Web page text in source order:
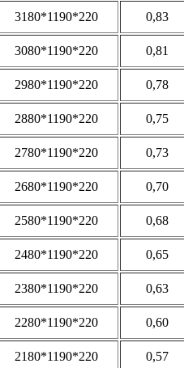
3180*1190*220 0,83
3080*1190*220 0,81
2980*1190*220 0,78
2880*1190*220 0,75
2780*1190*220 0,73
2680*1190*220 0,70
2580*1190*220 0,68
2480*1190*220 0,65
2380*1190*220 0,63
2280*1190*220 0,60
2180*1190*220 0,57